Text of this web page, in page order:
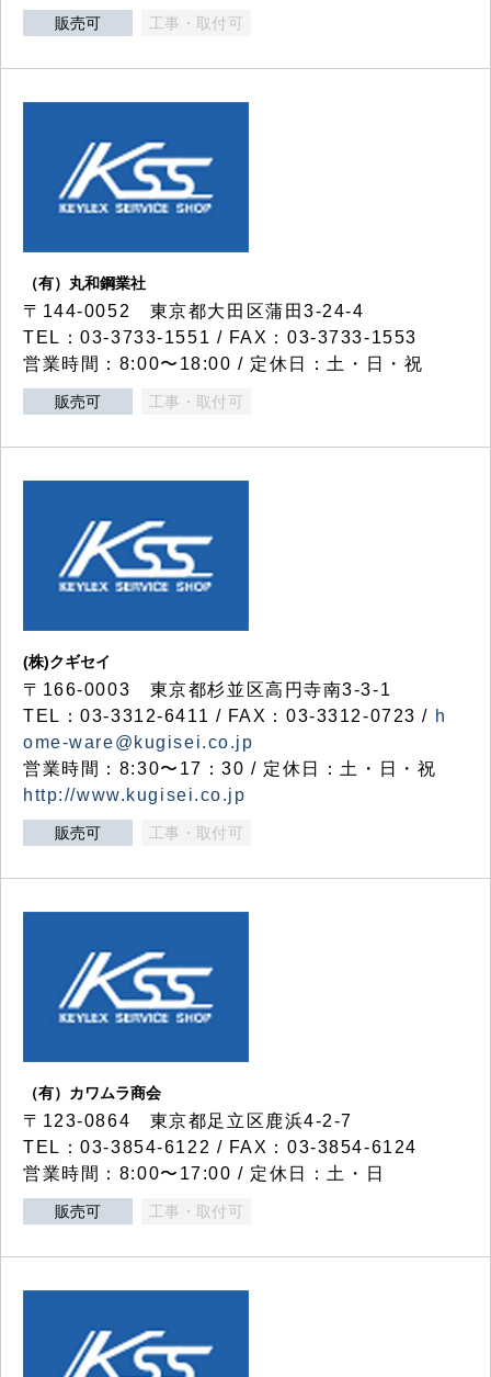
販売可 工事・取付可
（有）丸和鋼業社
〒144-0052 東京都大田区蒲田3-24-4
TEL：03-3733-1551 / FAX：03-3733-1553
営業時間：8:00〜18:00 / 定休日：土・日・祝
販売可 工事・取付可
(株)クギセイ
〒166-0003 東京都杉並区高円寺南3-3-1
TEL：03-3312-6411 / FAX：03-3312-0723 / h
ome-ware@kugisei.co.jp
営業時間：8:30〜17：30 / 定休日：土・日・祝
http://www.kugisei.co.jp
販売可 工事・取付可
（有）カワムラ商会
〒123-0864 東京都足立区鹿浜4-2-7
TEL：03-3854-6122 / FAX：03-3854-6124
営業時間：8:00〜17:00 / 定休日：土・日
販売可 工事・取付可